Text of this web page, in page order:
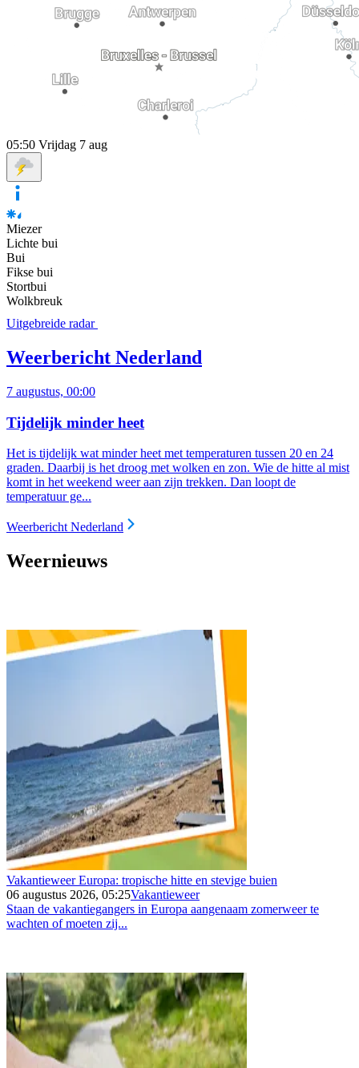
05:50 Vrijdag 7 aug
Miezer
Lichte bui
Bui
Fikse bui
Stortbui
Wolkbreuk
Uitgebreide radar
Weerbericht Nederland
7 augustus, 00:00
Tijdelijk minder heet
Het is tijdelijk wat minder heet met temperaturen tussen 20 en 24
graden. Daarbij is het droog met wolken en zon. Wie de hitte al mist
komt in het weekend weer aan zijn trekken. Dan loopt de
temperatuur ge...
Weerbericht Nederland
Weernieuws
Vakantieweer Europa: tropische hitte en stevige buien
06 augustus 2026, 05:25Vakantieweer
Staan de vakantiegangers in Europa aangenaam zomerweer te
wachten of moeten zij...